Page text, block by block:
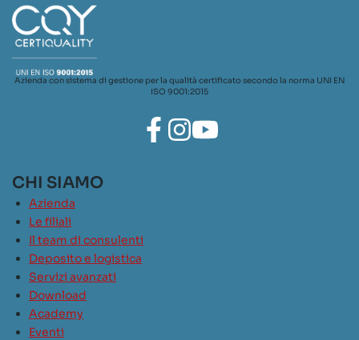
Azienda con sistema di gestione per la qualità certificato secondo la norma UNI EN
ISO 9001:2015
CHI SIAMO
Azienda
Le filiali
Il team di consulenti
Deposito e logistica
Servizi avanzati
Download
Academy
Eventi